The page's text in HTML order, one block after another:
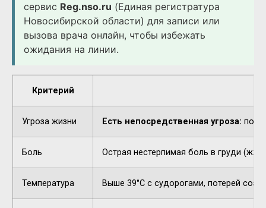
сервис Reg.nso.ru (Единая регистратура
Новосибирской области) для записи или
вызова врача онлайн, чтобы избежать
ожидания на линии.
Критерий
Угроза жизни Есть непосредственная угроза:
Боль Острая нестерпимая боль в груди
Температура Выше 39°C с судорогами, потерей